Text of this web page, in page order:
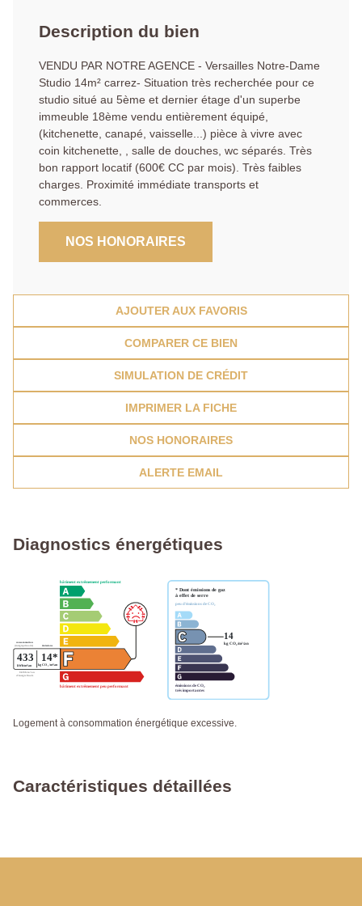
Description du bien
VENDU PAR NOTRE AGENCE - Versailles Notre-Dame
Studio 14m² carrez- Situation très recherchée pour ce
studio situé au 5ème et dernier étage d'un superbe
immeuble 18ème vendu entièrement équipé,
(kitchenette, canapé, vaisselle...) pièce à vivre avec
coin kitchenette, , salle de douches, wc séparés. Très
bon rapport locatif (600€ CC par mois). Très faibles
charges. Proximité immédiate transports et
commerces.
NOS HONORAIRES
AJOUTER AUX FAVORIS
COMPARER CE BIEN
SIMULATION DE CRÉDIT
IMPRIMER LA FICHE
NOS HONORAIRES
ALERTE EMAIL
Diagnostics énergétiques
Logement à consommation énergétique excessive.
Caractéristiques détaillées